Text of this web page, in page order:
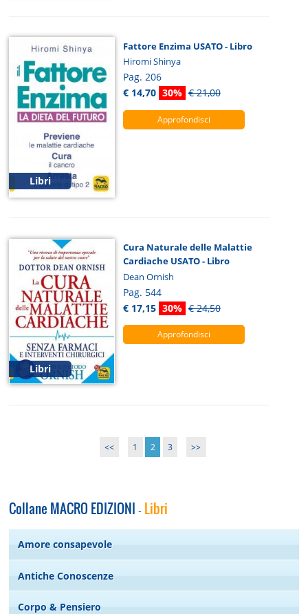
Libri
Fattore Enzima USATO - Libro
Hiromi Shinya
Pag. 206
€ 14,70 30% € 21,00
Approfondisci
Libri
Cura Naturale delle Malattie
Cardiache USATO - Libro
Dean Ornish
Pag. 544
€ 17,15 30% € 24,50
Approfondisci
<< 1 2 3 >>
Collane MACRO EDIZIONI - Libri
Amore consapevole
Antiche Conoscenze
Corpo & Pensiero